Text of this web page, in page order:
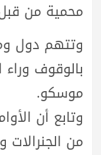
محمية من
وتتهم دول
بالوقوف
موسكو.
وتابع أن
من الجنرالات